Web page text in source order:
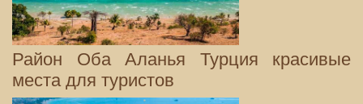
Район Оба Аланья Турция красивые
места для туристов